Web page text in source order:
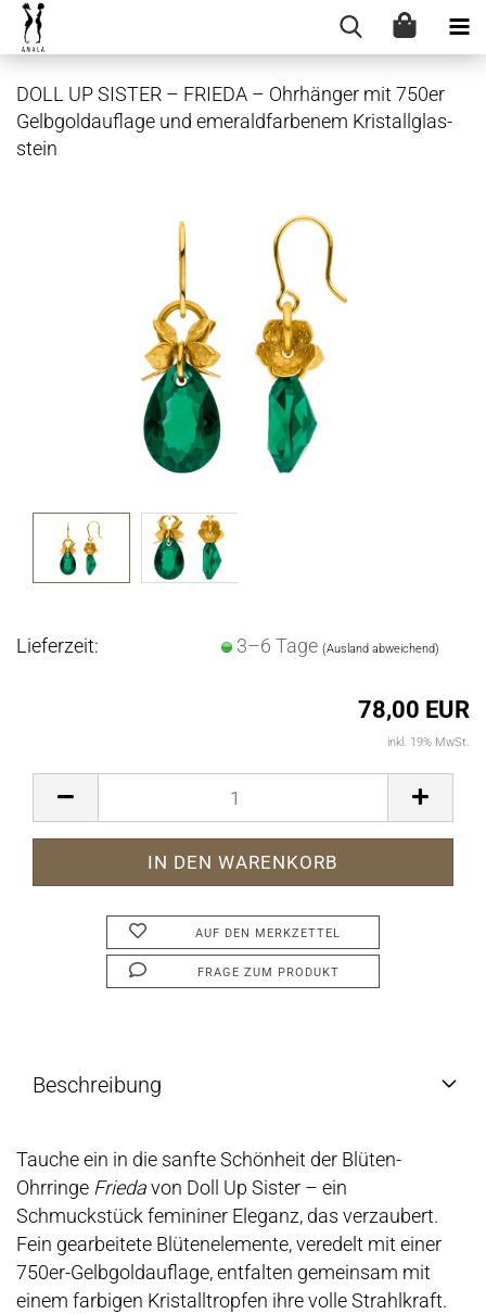
DOLL UP SIS­TER – FRIE­DA – Ohr­hän­ger mit 750er
Gelb­gold­auf­la­ge und eme­rald­far­be­nem Kris­tall­glas­
stein
Lieferzeit: 3–6 Tage(Ausland abweichend)
78,00 EUR
inkl. 19% MwSt.
AUF DEN MERKZETTEL
FRAGE ZUM PRODUKT
Beschreibung
Tauche ein in die sanfte Schönheit der Blüten-
Ohrringe Friedavon Doll Up Sister – ein
Schmuckstück femininer Eleganz, das verzaubert.
Fein gearbeitete Blütenelemente, veredelt mit einer
750er-Gelbgoldauflage, entfalten gemeinsam mit
einem farbigen Kristalltropfen ihre volle Strahlkraft.